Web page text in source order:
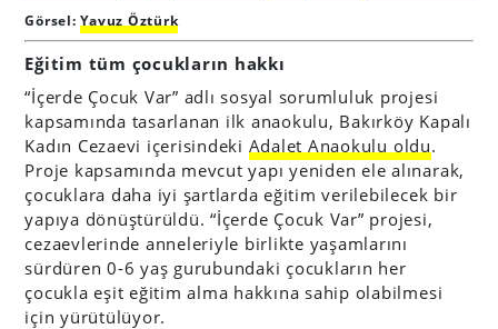
Görsel:Yavuz Öztürk
Eğitim tüm çocukların hakkı
“İçerde Çocuk Var” adlı sosyal sorumluluk projesi
kapsamında tasarlanan ilk anaokulu, Bakırköy Kapalı
Kadın Cezaevi içerisindeki Adalet Anaokulu oldu.
Proje kapsamında mevcut yapı yeniden ele alınarak,
çocuklara daha iyi şartlarda eğitim verilebilecek bir
yapıya dönüştürüldü. “İçerde Çocuk Var” projesi,
cezaevlerinde anneleriyle birlikte yaşamlarını
sürdüren 0-6 yaş gurubundaki çocukların her
çocukla eşit eğitim alma hakkına sahip olabilmesi
için yürütülüyor.